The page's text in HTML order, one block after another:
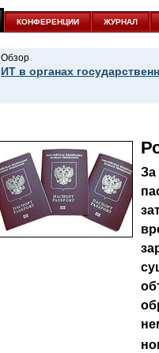
КОНФЕРЕНЦИИ ЖУРНАЛ
Обзор
ИТ в органах
За